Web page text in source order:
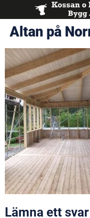
Altan på
Lämna ett svar